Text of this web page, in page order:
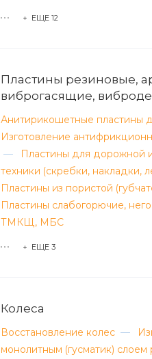
+ ЕЩЕ 12
Пластины резиновые,
виброгасящие,
Анитирикошетные пластины
Изготовление
—
Пластины для дорожной
техники (скребки, накладки,
Пластины из пористой
Пластины слабогорючие,
ТМКЩ, МБС
+ ЕЩЕ 3
Колеса
Восстановление колес —
монолитным (гуcматик) слоем